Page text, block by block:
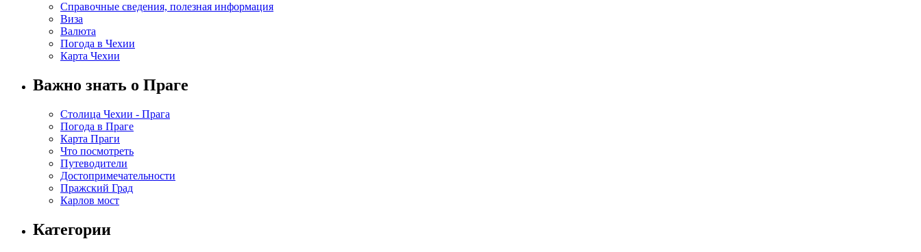
Справочные сведения, полезная информация
Виза
Валюта
Погода в Чехии
Карта Чехии
Важно знать о Праге
Столица Чехии - Прага
Погода в Праге
Карта Праги
Что посмотреть
Путеводители
Достопримечательности
Пражский Град
Карлов мост
Категории